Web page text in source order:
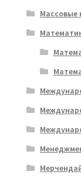
Массовые